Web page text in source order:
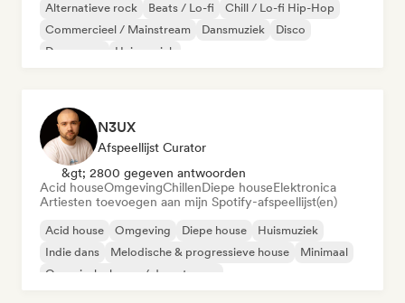
Alternatieve rock Beats / Lo-fi
Chill / Lo-fi Hip-Hop
Commercieel / Mainstream
Dansmuziek
Disco
Droompop
Huismuziek
N3UX
Afspeellijst Curator
&gt; 2800 gegeven antwoorden
Acid houseOmgevingChillenDiepe houseElektronica
Artiesten toevoegen aan mijn Spotify-afspeellijst(en)
Acid house Omgeving Diepe house
Huismuziek
Indie dans
Melodische & progressieve house
Minimaal
Organische house / downtempo